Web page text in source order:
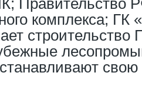
Правительство
комплекса; ГК
строительство
свою